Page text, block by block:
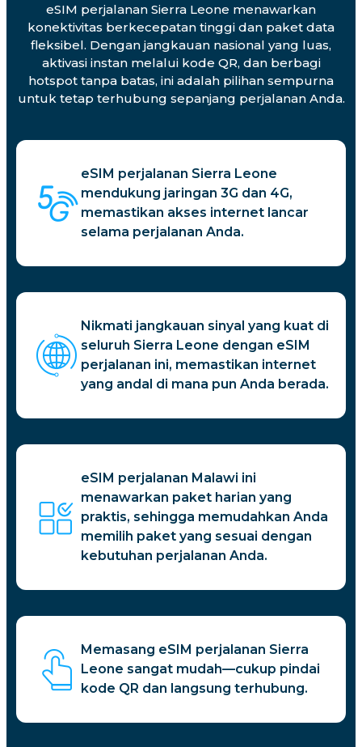
eSIM perjalanan Sierra Leone menawarkan
konektivitas berkecepatan tinggi dan paket data
fleksibel. Dengan jangkauan nasional yang luas,
aktivasi instan melalui kode QR, dan berbagi
hotspot tanpa batas, ini adalah pilihan sempurna
untuk tetap terhubung sepanjang perjalanan Anda.
eSIM perjalanan Sierra Leone
mendukung jaringan 3G dan 4G,
memastikan akses internet lancar
selama perjalanan Anda.
Nikmati jangkauan sinyal yang kuat di
seluruh Sierra Leone dengan eSIM
perjalanan ini, memastikan internet
yang andal di mana pun Anda berada.
eSIM perjalanan Malawi ini
menawarkan paket harian yang
praktis, sehingga memudahkan Anda
memilih paket yang sesuai dengan
kebutuhan perjalanan Anda.
Memasang eSIM perjalanan Sierra
Leone sangat mudah—cukup pindai
kode QR dan langsung terhubung.